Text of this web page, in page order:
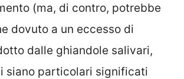
(ma, di contro, potrebbe
dovuto a un eccesso di
dalle ghiandole salivari,
siano particolari significati